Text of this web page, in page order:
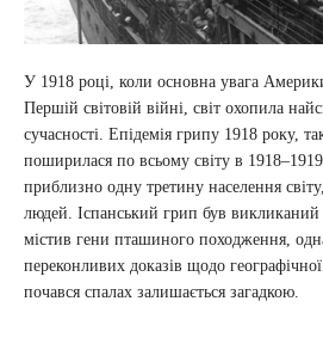
У 1918 році, коли основна увага
Першій світовій війні, світ охопила
сучасності. Епідемія грипу 1918 року,
поширилася по всьому світу в
приблизно одну третину населення
людей. Іспанський грип був
містив гени пташиного походження,
переконливих доказів щодо
почався спалах залишається загадкою.